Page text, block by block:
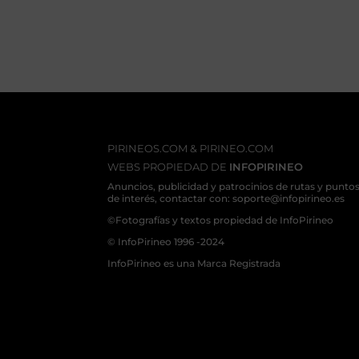
PIRINEOS.COM & PIRINEO.COM
WEBS PROPIEDAD DE INFOPIRINEO
Anuncios, publicidad y patrocinios de rutas y puntos
de interés, contactar con: soporte@infopirineo.es
©Fotografías y textos propiedad de InfoPirineo
© InfoPirineo 1996 -2024
InfoPirineo es una Marca Registrada